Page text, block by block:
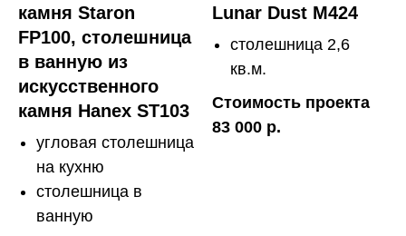
камня Staron
FP100, столешница
в ванную из
искусственного
камня Hanex ST103
угловая столешница
на кухню
столешница в
ванную
Lunar Dust M424
столешница 2,6
кв.м.
Стоимость проекта
83 000 р.